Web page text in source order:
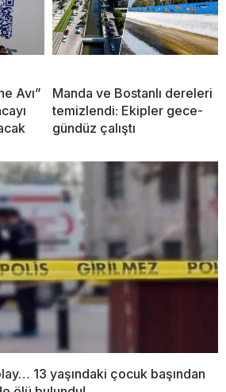
Avı”
Manda ve Bostanlı dereleri
temizlendi: Ekipler gece-
gündüz çalıştı
13 yaşındaki çocuk başından